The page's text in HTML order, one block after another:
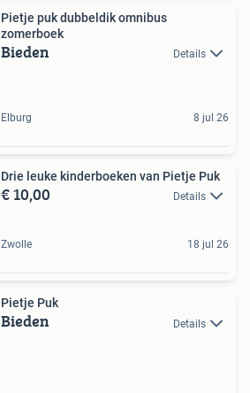
Pietje puk dubbeldik omnibus
zomerboek
Bieden Details
Elburg 8 jul 26
Drie leuke kinderboeken van Pietje Puk
€ 10,00 Details
Zwolle 18 jul 26
Pietje Puk
Bieden Details